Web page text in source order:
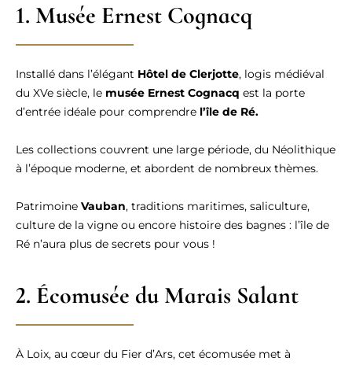
1. Musée Ernest Cognacq
Installé dans l’élégant Hôtel de Clerjotte, logis médiéval
du XVe siècle, le musée Ernest Cognacq est la porte
d’entrée idéale pour comprendre l’île de Ré.
Les collections couvrent une large période, du Néolithique
à l’époque moderne, et abordent de nombreux thèmes.
Patrimoine Vauban, traditions maritimes, saliculture,
culture de la vigne ou encore histoire des bagnes : l’île de
Ré n’aura plus de secrets pour vous !
2. Écomusée du Marais Salant
À Loix, au cœur du Fier d’Ars, cet écomusée met à